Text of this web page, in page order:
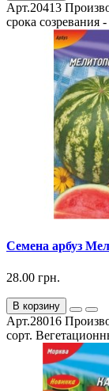
Арт.20413
срока созревания -
Семена арбуз
28.00 грн.
В корзину
Арт.28016
сорт.